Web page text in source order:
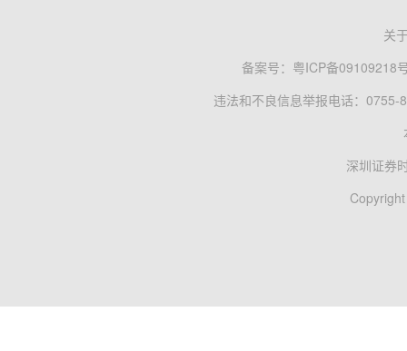
关
备案号： 粤ICP备09109218
违法和不良信息举报电话：0755-
深圳证券